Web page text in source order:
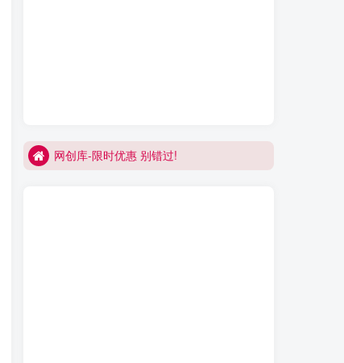
网创库-限时优惠 别错过!